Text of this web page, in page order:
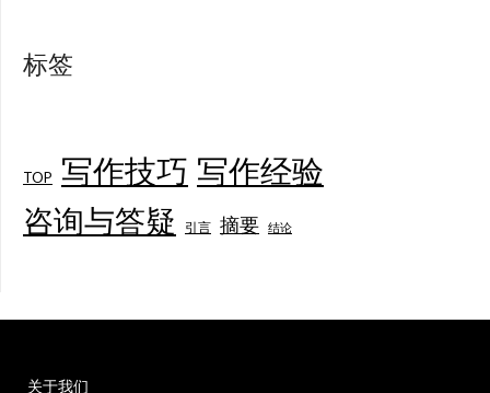
标签
TOP 写作技巧 写作经验
咨询与答疑 引言 摘要 结论
关于我们